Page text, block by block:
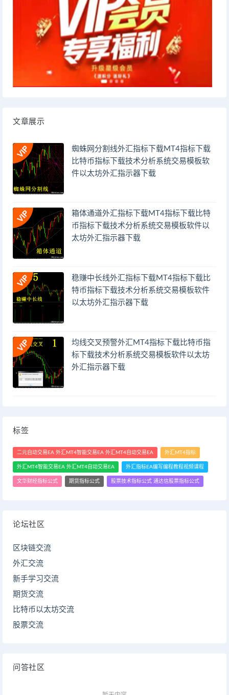
文章展示
蜘蛛网分割线外汇指标下载MT4指标下载
比特币指标下载技术分析系统交易模板软
件以太坊外汇指示器下载
箱体通道外汇指标下载MT4指标下载比特
币指标下载技术分析系统交易模板软件以
太坊外汇指示器下载
稳赚中长线外汇指标下载MT4指标下载比
特币指标下载技术分析系统交易模板软件
以太坊外汇指示器下载
均线交叉预警外汇MT4指标下载比特币指
标下载技术分析系统交易模板软件以太坊
外汇指示器下载
标签
二元自动交易EA 外汇MT4智能交易EA 外汇MT4自动交易EA 外汇MT4指标
外汇MT4智能交易EA 外汇MT4自动交易EA 外汇指标EA编写编程教程视频课程
文华财经指标公式 期货指标公式 股票技术指标公式 通达信股票指标公式
论坛社区
区块链交流
外汇交流
新手学习交流
期货交流
比特币以太坊交流
股票交流
问答社区